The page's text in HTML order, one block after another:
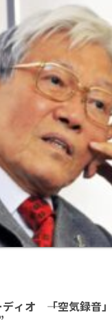
ィオ ――「空気録音